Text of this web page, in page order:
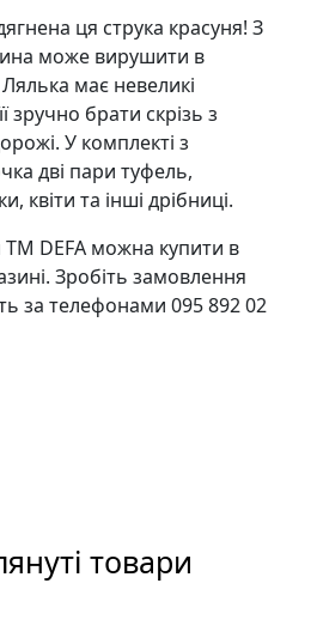
ця струка красуня! З
може вирушити в
має невеликі
зручно брати скрізь з
У комплекті з
дві пари туфель,
квіти та інші дрібниці.
ТМ DEFA можна купити в
Зробіть замовлення
за телефонами 095 892 02
товари